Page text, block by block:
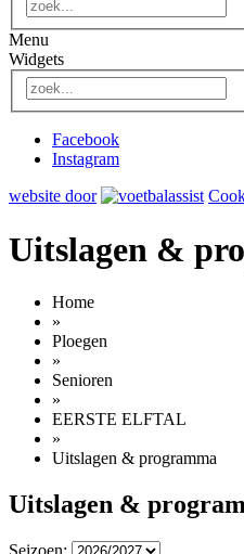
Menu
Widgets
Facebook
Instagram
website door
Uitslagen &
Home
»
Ploegen
»
Senioren
»
EERSTE ELFTAL
»
Uitslagen & programma
Uitslagen &
Seizoen: